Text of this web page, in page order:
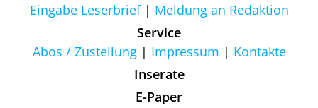
Eingabe Leserbrief
Meldung an Redaktion
Service
Abos / Zustellung
Impressum
Kontakte
Inserate
E-Paper